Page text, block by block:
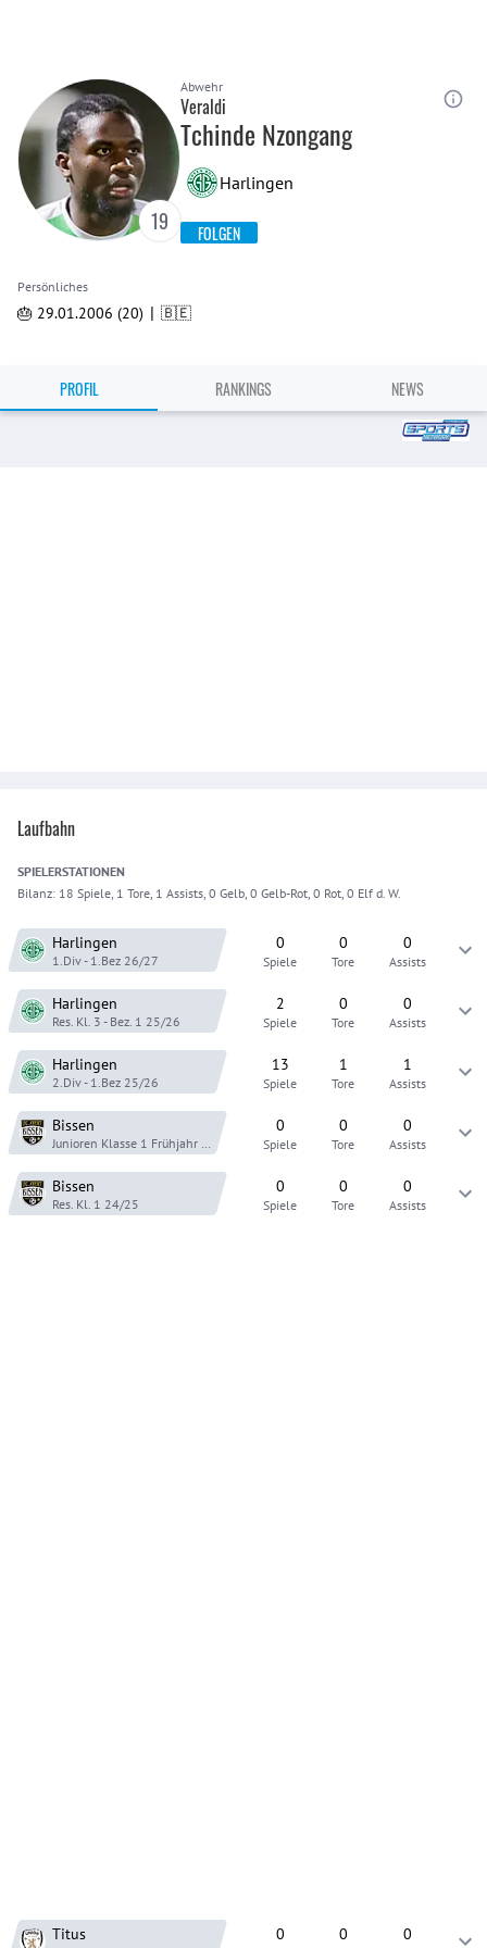
19
Abwehr
Veraldi
Tchinde Nzongang
Harlingen
FOLGEN
Persönliches
🎂 29.01.2006 (20) | 🇧🇪
PROFIL RANKINGS NEWS
Laufbahn
SPIELERSTATIONEN
Bilanz: 18 Spiele, 1 Tore, 1 Assists, 0 Gelb, 0 Gelb-Rot, 0 Rot, 0 Elf d. W.
Harlingen
1.Div - 1.Bez 26/27
0
Spiele
0
Tore
0
Assists
Harlingen
Res. Kl. 3 - Bez. 1 25/26
2
Spiele
0
Tore
0
Assists
Harlingen
2.Div - 1.Bez 25/26
13
Spiele
1
Tore
1
Assists
Bissen
Junioren Klasse 1 Frühjahr 25
0
Spiele
0
Tore
0
Assists
Bissen
Res. Kl. 1 24/25
0
Spiele
0
Tore
0
Assists
Titus 0 0 0